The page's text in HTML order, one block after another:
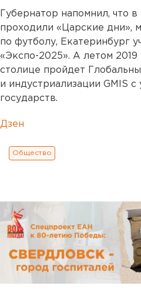
Губернатор напомнил, что
проходили «Царские дни»,
по футболу, Екатеринбург
«Экспо-2025». А летом 2019
столице пройдет
и индустриализации GMIS с
государств.
Дзен
Общество